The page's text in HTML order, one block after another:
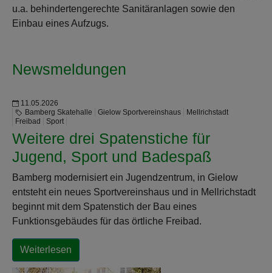
u.a. behindertengerechte Sanitäranlagen sowie den
Einbau eines Aufzugs.
Newsmeldungen
11.05.2026
Bamberg Skatehalle
Gielow Sportvereinshaus
Mellrichstadt
Freibad
Sport
Weitere drei Spatenstiche für
Jugend, Sport und Badespaß
Bamberg modernisiert ein Jugendzentrum, in Gielow
entsteht ein neues Sportvereinshaus und in Mellrichstadt
beginnt mit dem Spatenstich der Bau eines
Funktionsgebäudes für das örtliche Freibad.
Weiterlesen